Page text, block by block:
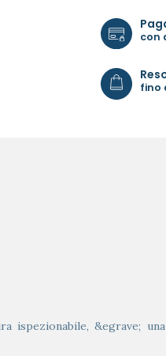
con
fino
ispezionabile, &egrave;